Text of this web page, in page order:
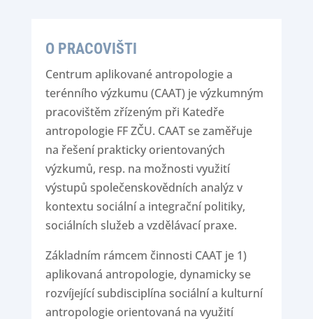
O PRACOVIŠTI
Centrum aplikované antropologie a
terénního výzkumu (CAAT) je výzkumným
pracovištěm zřízeným při Katedře
antropologie FF ZČU. CAAT se zaměřuje
na řešení prakticky orientovaných
výzkumů, resp. na možnosti využití
výstupů společenskovědních analýz v
kontextu sociální a integrační politiky,
sociálních služeb a vzdělávací praxe.
Základním rámcem činnosti CAAT je 1)
aplikovaná antropologie, dynamicky se
rozvíjející subdisciplína sociální a kulturní
antropologie orientovaná na využití